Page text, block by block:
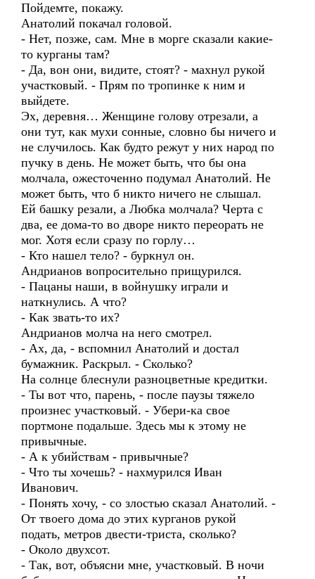
Пойдемте, покажу.
Анатолий покачал головой.
- Нет, позже, сам. Мне в морге сказали какие-
то курганы там?
- Да, вон они, видите, стоят? - махнул рукой
участковый. - Прям по тропинке к ним и
выйдете.
Эх, деревня… Женщине голову отрезали, а
они тут, как мухи сонные, словно бы ничего и
не случилось. Как будто режут у них народ по
пучку в день. Не может быть, что бы она
молчала, ожесточенно подумал Анатолий. Не
может быть, что б никто ничего не слышал.
Ей башку резали, а Любка молчала? Черта с
два, ее дома-то во дворе никто переорать не
мог. Хотя если сразу по горлу…
- Кто нашел тело? - буркнул он.
Андрианов вопросительно прищурился.
- Пацаны наши, в войнушку играли и
наткнулись. А что?
- Как звать-то их?
Андрианов молча на него смотрел.
- Ах, да, - вспомнил Анатолий и достал
бумажник. Раскрыл. - Сколько?
На солнце блеснули разноцветные кредитки.
- Ты вот что, парень, - после паузы тяжело
произнес участковый. - Убери-ка свое
портмоне подальше. Здесь мы к этому не
привычные.
- А к убийствам - привычные?
- Что ты хочешь? - нахмурился Иван
Иванович.
- Понять хочу, - со злостью сказал Анатолий. -
От твоего дома до этих курганов рукой
подать, метров двести-триста, сколько?
- Около двухсот.
- Так, вот, объясни мне, участковый. В ночи